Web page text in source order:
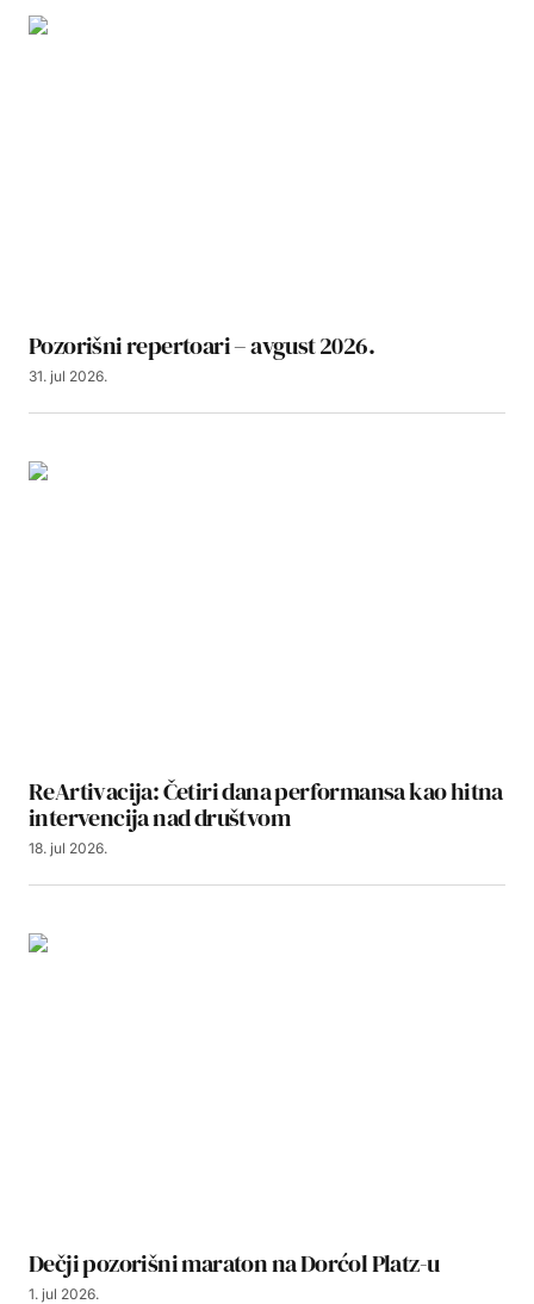
Pozorišni repertoari – avgust 2026.
31. jul 2026.
ReArtivacija: Četiri dana performansa kao hitna
intervencija nad društvom
18. jul 2026.
Dečji pozorišni maraton na Dorćol Platz-u
1. jul 2026.